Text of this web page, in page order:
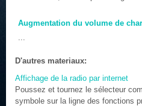
Augmentation du volume de
...
D'autres materiaux:
Affichage de la radio par internet
Poussez et tournez le sélecteur
symbole sur la ligne des fonctions